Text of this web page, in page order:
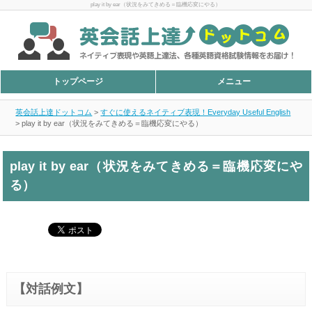
play it by ear（状況をみてきめる＝臨機応変にやる）
トップページ メニュー
英会話上達ドットコム >すぐに使えるネイティブ表現！Everyday Useful English
>play it by ear（状況をみてきめる＝臨機応変にやる）
play it by ear（状況をみてきめる＝臨機応変にや
る）
【対話例文】